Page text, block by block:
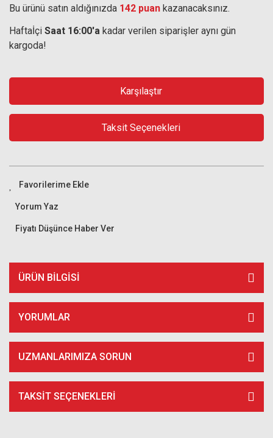
Bu ürünü satın aldığınızda 142 puan kazanacaksınız.
Haftaİçi Saat 16:00'a kadar verilen siparişler aynı gün
kargoda!
Karşılaştır
Taksit Seçenekleri
Yorum Yaz
Fiyatı Düşünce Haber Ver
ÜRÜN BILGISI
YORUMLAR
UZMANLARIMIZA SORUN
TAKSIT SEÇENEKLERI